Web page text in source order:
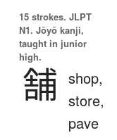
15 strokes. JLPT
N1. Jōyō kanji,
taught in junior
high.
舗 shop,
store,
pave